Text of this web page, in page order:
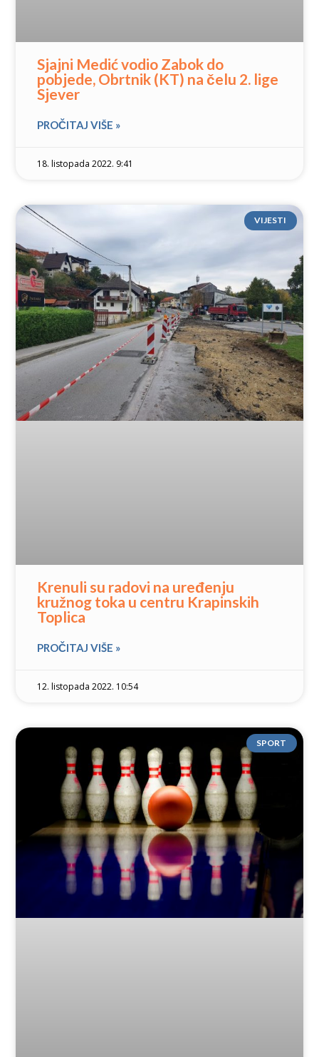
Sjajni Medić vodio Zabok do
pobjede, Obrtnik (KT) na čelu 2. lige
Sjever
PROČITAJ VIŠE »
18. listopada 2022. 9:41
VIJESTI
Krenuli su radovi na uređenju
kružnog toka u centru Krapinskih
Toplica
PROČITAJ VIŠE »
12. listopada 2022. 10:54
SPORT